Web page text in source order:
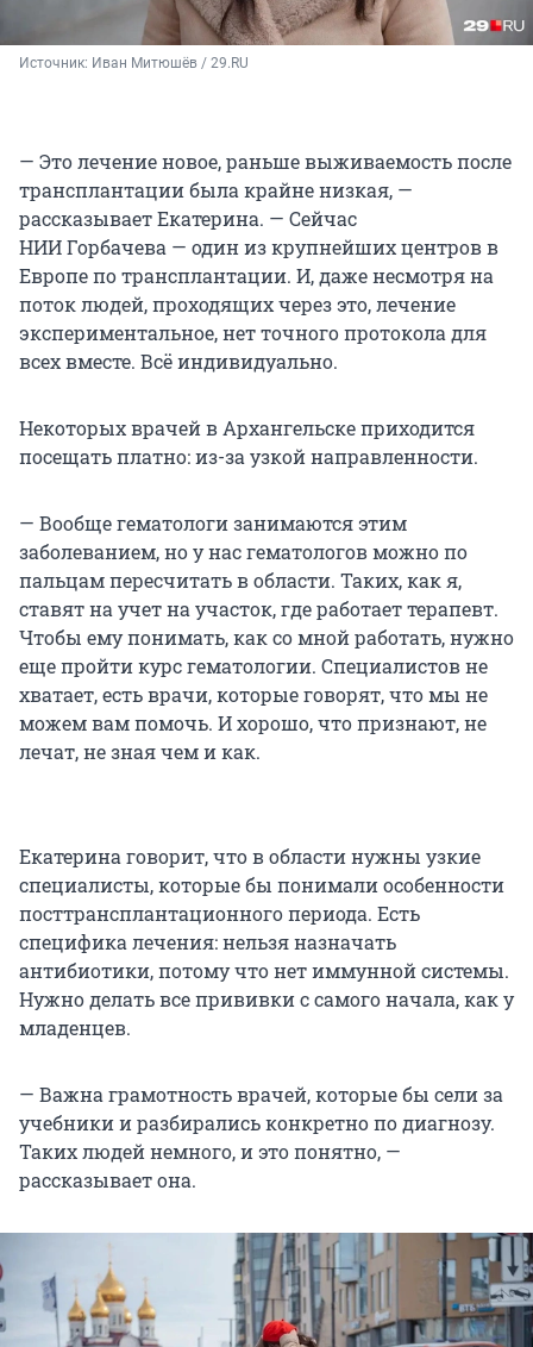
Источник: Иван Митюшёв / 29.RU
— Это лечение новое, раньше выживаемость после
трансплантации была крайне низкая, —
рассказывает Екатерина. — Сейчас
НИИ Горбачева — один из крупнейших центров в
Европе по трансплантации. И, даже несмотря на
поток людей, проходящих через это, лечение
экспериментальное, нет точного протокола для
всех вместе. Всё индивидуально.
Некоторых врачей в Архангельске приходится
посещать платно: из-за узкой направленности.
— Вообще гематологи занимаются этим
заболеванием, но у нас гематологов можно по
пальцам пересчитать в области. Таких, как я,
ставят на учет на участок, где работает терапевт.
Чтобы ему понимать, как со мной работать, нужно
еще пройти курс гематологии. Специалистов не
хватает, есть врачи, которые говорят, что мы не
можем вам помочь. И хорошо, что признают, не
лечат, не зная чем и как.
Екатерина говорит, что в области нужны узкие
специалисты, которые бы понимали особенности
посттрансплантационного периода. Есть
специфика лечения: нельзя назначать
антибиотики, потому что нет иммунной системы.
Нужно делать все прививки с самого начала, как у
младенцев.
— Важна грамотность врачей, которые бы сели за
учебники и разбирались конкретно по диагнозу.
Таких людей немного, и это понятно, —
рассказывает она.